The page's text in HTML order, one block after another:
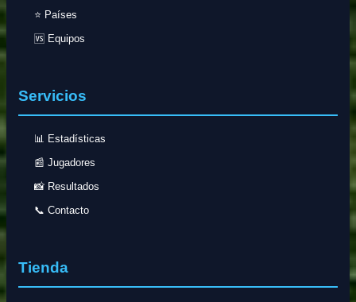
⭐ Países
🆚 Equipos
Servicios
📊 Estadísticas
📰 Jugadores
📸 Resultados
📞 Contacto
Tienda